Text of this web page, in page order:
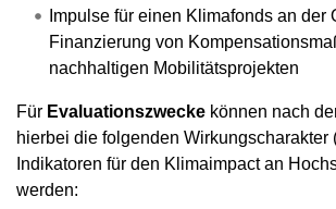
Impulse für einen Klimafonds an der
Finanzierung von
nachhaltigen Mobilitätsprojekten
Für Evaluationszwecke können nach
hierbei die folgenden Wirkungscharakter
Indikatoren für den Klimaimpact an
werden: